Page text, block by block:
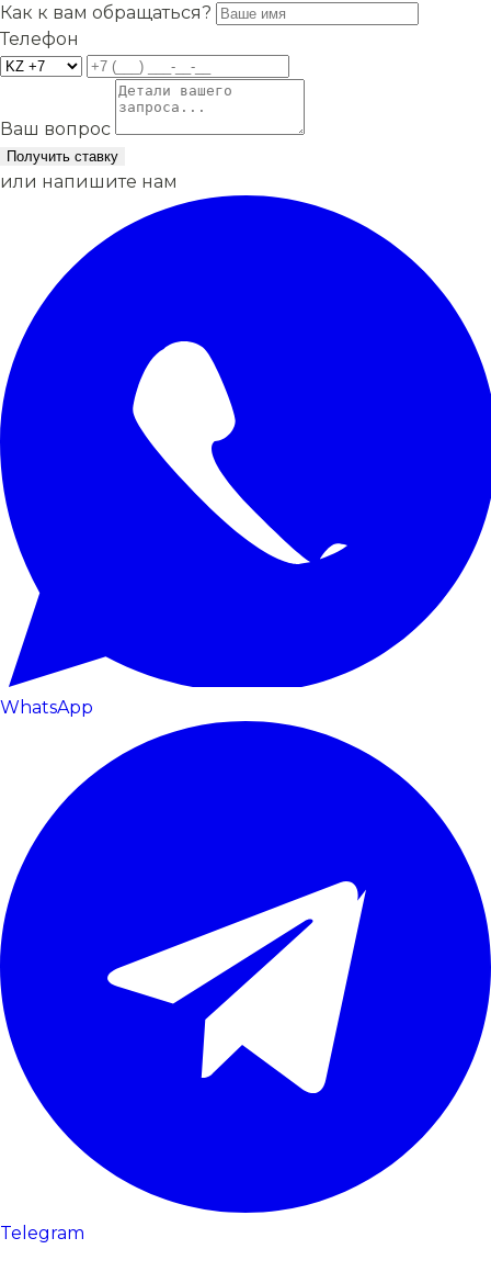
Как к вам обращаться?
Телефон
Ваш вопрос
Получить ставку
или напишите нам
WhatsApp
Telegram